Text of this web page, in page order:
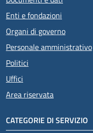
Enti e fondazioni
Organi di governo
Personale amministrativo
Politici
Uffici
Area riservata
CATEGORIE DI SERVIZIO